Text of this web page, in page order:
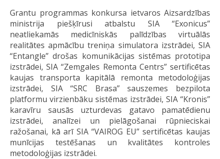
Grantu programmas konkursa ietvaros Aizsardzības
ministrija piešķīrusi atbalstu SIA “Exonicus”
neatliekamās medicīniskās palīdzības virtuālās
realitātes apmācību treniņa simulatora izstrādei, SIA
“Entangle” drošas komunikācijas sistēmas prototipa
izstrādei, SIA “Zemgales Remonta Centrs” sertificētas
kaujas transporta kapitālā remonta metodoloģijas
izstrādei, SIA “SRC Brasa” sauszemes bezpilota
platformu virzienbāku sistēmas izstrādei, SIA “Kronis”
karavīru sausās uzturdevas gatavo pamatēdienu
izstrādei, analīzei un pielāgošanai rūpnieciskai
ražošanai, kā arī SIA “VAIROG EU” sertificētas kaujas
munīcijas testēšanas un kvalitātes kontroles
metodoloģijas izstrādei.